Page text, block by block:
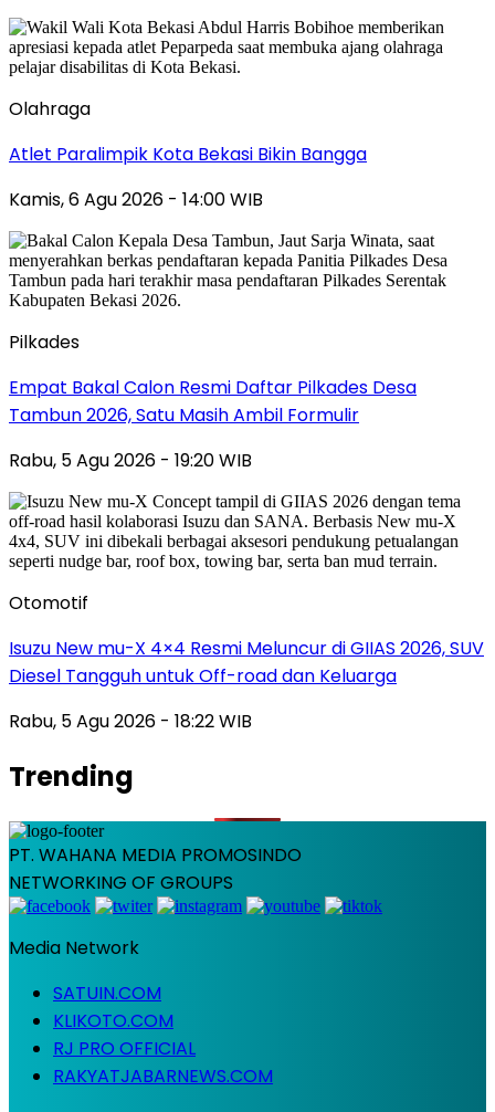
Olahraga
Atlet Paralimpik Kota Bekasi Bikin Bangga
Kamis, 6 Agu 2026 - 14:00 WIB
Pilkades
Empat Bakal Calon Resmi Daftar Pilkades Desa
Tambun 2026, Satu Masih Ambil Formulir
Rabu, 5 Agu 2026 - 19:20 WIB
Otomotif
Isuzu New mu-X 4×4 Resmi Meluncur di GIIAS 2026, SUV
Diesel Tangguh untuk Off-road dan Keluarga
Rabu, 5 Agu 2026 - 18:22 WIB
Trending
PT. WAHANA MEDIA PROMOSINDO
NETWORKING OF GROUPS
Media Network
SATUIN.COM
KLIKOTO.COM
RJ PRO OFFICIAL
RAKYATJABARNEWS.COM